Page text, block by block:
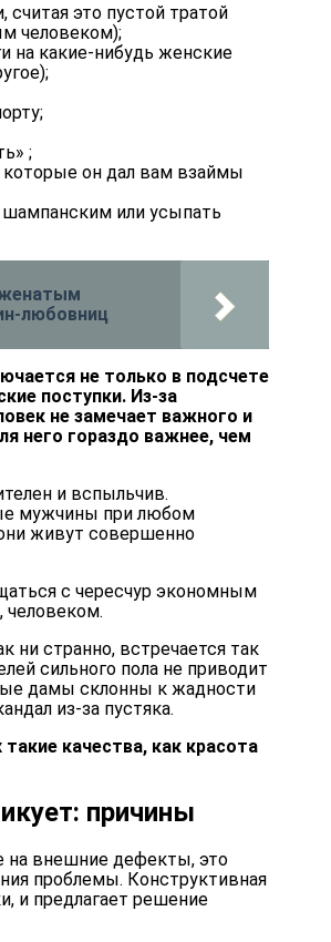
это пустой тратой
человеком);
на какие-нибудь женские
;
которые он дал вам взаймы
или усыпать
женатым
любовниц
не только в подсчете
поступки. Из-за
не замечает важного и
него гораздо важнее, чем
и вспыльчив.
мужчины при любом
живут совершенно
с чересчур экономным
человеком.
ни странно, встречается так
сильного пола не приводит
дамы склонны к жадности
из-за пустяка.
качества, как красота
причины
на внешние дефекты, это
проблемы. Конструктивная
и предлагает решение